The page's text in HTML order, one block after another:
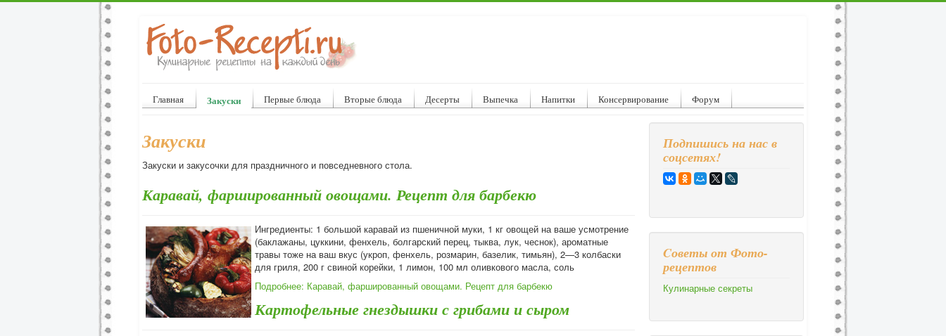
Главная Закуски Первые блюда Вторые блюда Десерты Выпечка Напитки Консервирование Форум
Закуски
Закуски и закусочки для праздничного и повседневного стола.
Каравай, фаршированный овощами. Рецепт для барбекю
Ингредиенты: 1 большой каравай из пшеничной муки, 1 кг овощей на ваше усмотрение
(баклажаны, цуккини, фенхель, болгарский перец, тыква, лук, чеснок), ароматные
травы тоже на ваш вкус (укроп, фенхель, розмарин, базелик, тимьян), 2—3 колбаски
для гриля, 200 г свиной корейки, 1 лимон, 100 мл оливкового масла, соль
Подробнее: Каравай, фаршированный овощами. Рецепт для барбекю
Картофельные гнездышки с грибами и сыром
Подпишись на нас в
соцсетях!
Cоветы от Фото-
рецептов
Кулинарные секреты